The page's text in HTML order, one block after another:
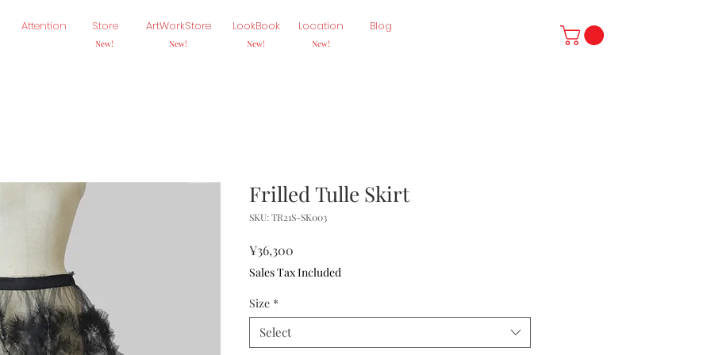
Attention Store
New!
ArtWorkStore
New!
LookBook
New!
Location Blog
New!
Frilled Tulle Skirt
SKU: TR21S-SK003
¥36,300
Sales Tax Included
Size *
Select